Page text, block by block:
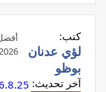
2026 – دليل قانوني واحترافي
كتب:
لؤي عدنان
بوظو
آخر تحديث: